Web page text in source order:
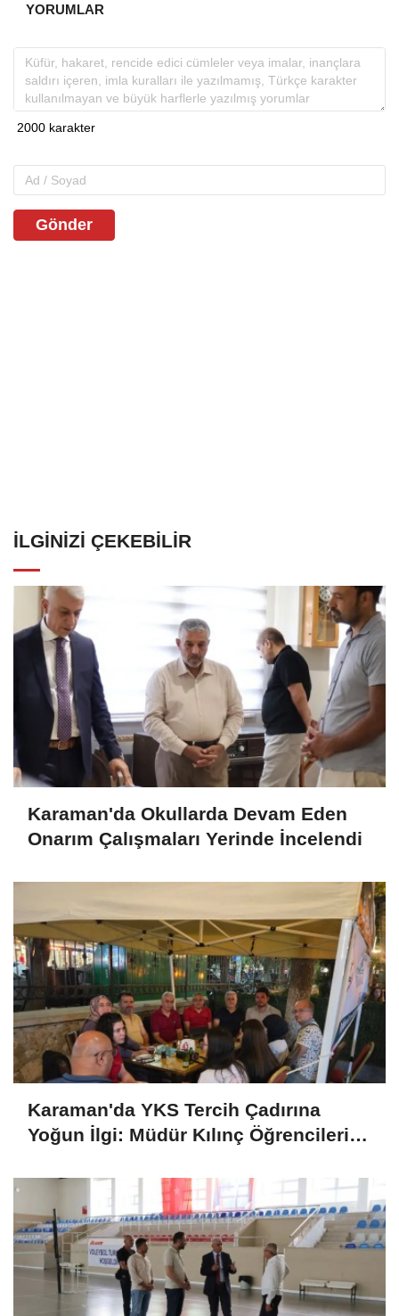
YORUMLAR
Gönder
İLGINIZI ÇEKEBILIR
Karaman'da Okullarda Devam Eden
Onarım Çalışmaları Yerinde İncelendi
Karaman'da YKS Tercih Çadırına
Yoğun İlgi: Müdür Kılınç Öğrencileri